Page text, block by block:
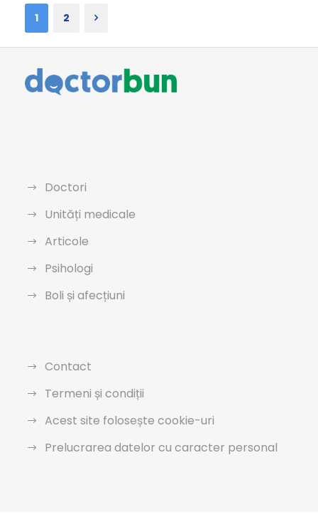
1 2
Doctori
Unități medicale
Articole
Psihologi
Boli și afecțiuni
Contact
Termeni și condiții
Acest site folosește cookie-uri
Prelucrarea datelor cu caracter personal